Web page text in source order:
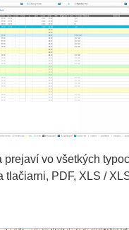
prejaví vo všetkých
tlačiarni, PDF, XLS /